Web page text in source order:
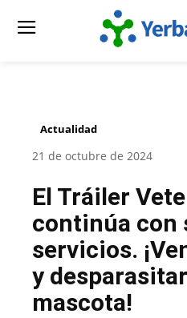
Actualidad
21 de octubre de 2024
El Tráiler
continúa con
servicios.
y
mascota!